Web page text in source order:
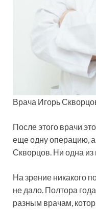
Врача Игорь
После этого врачи
еще одну операцию,
Скворцов. Ни одна из
На зрение никакого
не дало. Полтора
разным врачам,